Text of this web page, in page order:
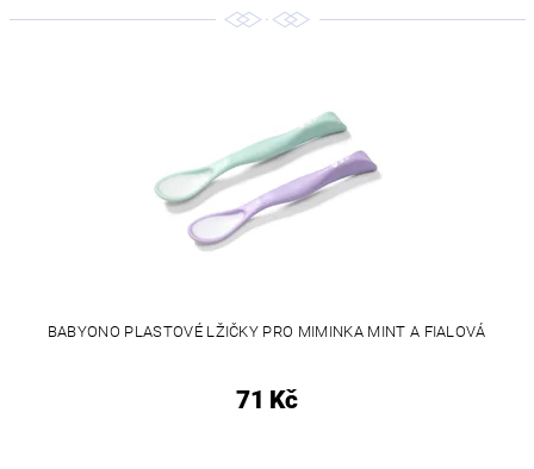
BABYONO PLASTOVÉ LŽIČKY PRO MIMINKA MINT A FIALOVÁ
71 Kč